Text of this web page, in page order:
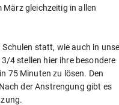
gleichzeitig in allen
statt, wie auch in
4 stellen hier ihre besondere
75 Minuten zu lösen. Den
der Anstrengung gibt es